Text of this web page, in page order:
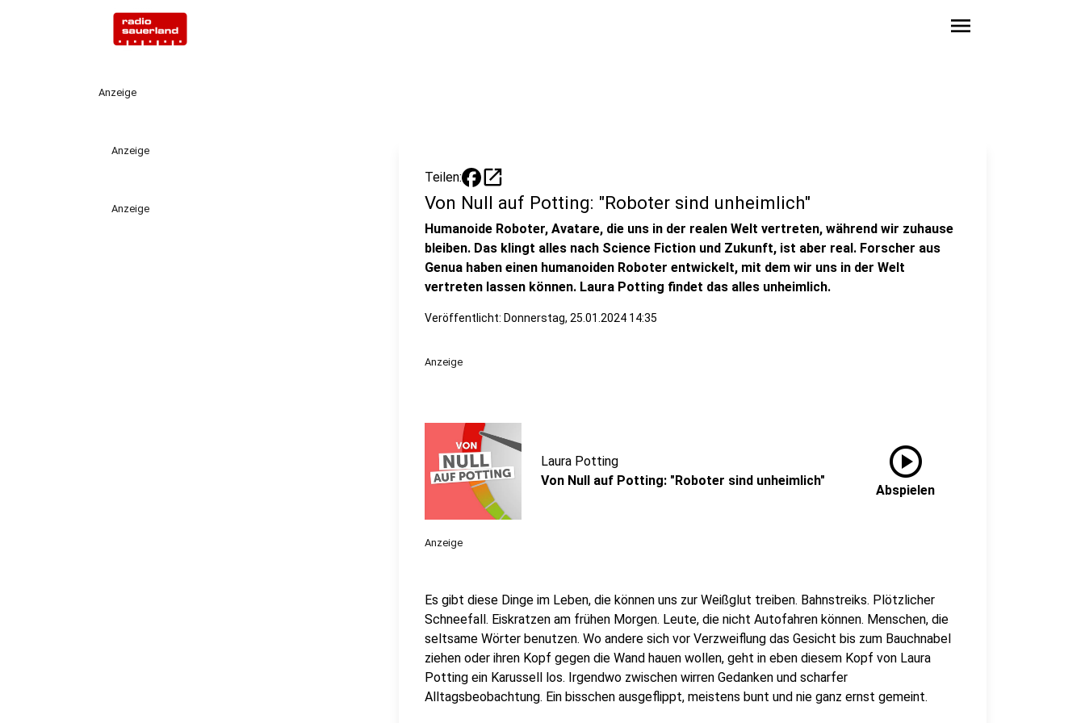
menu
Anzeige
Anzeige
Anzeige
Teilen: open_in_new
Von Null auf Potting: "Roboter sind unheimlich"
Humanoide Roboter, Avatare, die uns in der realen Welt vertreten, während wir zuhause
bleiben. Das klingt alles nach Science Fiction und Zukunft, ist aber real. Forscher aus
Genua haben einen humanoiden Roboter entwickelt, mit dem wir uns in der Welt
vertreten lassen können. Laura Potting findet das alles unheimlich.
Veröffentlicht: Donnerstag, 25.01.2024 14:35
Anzeige
Laura Potting
Von Null auf Potting: "Roboter sind unheimlich"
play_circle
Abspielen
Anzeige
Es gibt diese Dinge im Leben, die können uns zur Weißglut treiben. Bahnstreiks. Plötzlicher
Schneefall. Eiskratzen am frühen Morgen. Leute, die nicht Autofahren können. Menschen, die
seltsame Wörter benutzen. Wo andere sich vor Verzweiflung das Gesicht bis zum Bauchnabel
ziehen oder ihren Kopf gegen die Wand hauen wollen, geht in eben diesem Kopf von Laura
Potting ein Karussell los. Irgendwo zwischen wirren Gedanken und scharfer
Alltagsbeobachtung. Ein bisschen ausgeflippt, meistens bunt und nie ganz ernst gemeint.